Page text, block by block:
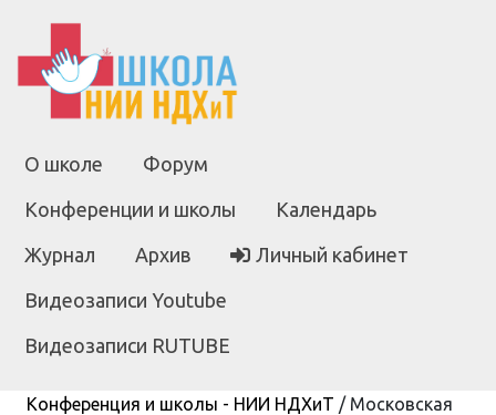
О школе Форум
Конференции и школы Календарь
Журнал Архив Личный кабинет
Видеозаписи Youtube
Видеозаписи RUTUBE
Конференция и школы - НИИ НДХиТ / Московская